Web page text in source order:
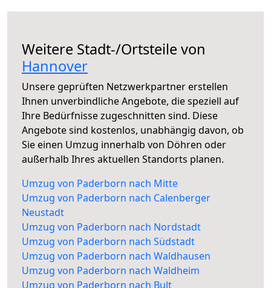
Weitere Stadt-/Ortsteile von
Hannover
Unsere geprüften Netzwerkpartner erstellen
Ihnen unverbindliche Angebote, die speziell auf
Ihre Bedürfnisse zugeschnitten sind. Diese
Angebote sind kostenlos, unabhängig davon, ob
Sie einen Umzug innerhalb von Döhren oder
außerhalb Ihres aktuellen Standorts planen.
Umzug von Paderborn nach Mitte
Umzug von Paderborn nach Calenberger
Neustadt
Umzug von Paderborn nach Nordstadt
Umzug von Paderborn nach Südstadt
Umzug von Paderborn nach Waldhausen
Umzug von Paderborn nach Waldheim
Umzug von Paderborn nach Bult